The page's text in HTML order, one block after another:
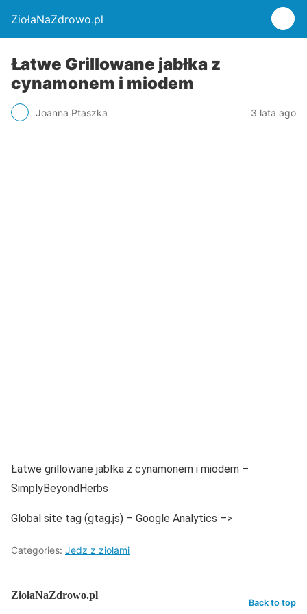
ZiołaNaZdrowo.pl
Łatwe Grillowane jabłka z
cynamonem i miodem
Joanna Ptaszka 3 lata ago
Łatwe grillowane jabłka z cynamonem i miodem –
SimplyBeyondHerbs
Global site tag (gtag.js) – Google Analytics –>
Categories: Jedz z ziołami
ZiołaNaZdrowo.pl
Back to top